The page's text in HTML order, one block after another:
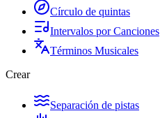
Círculo de quintas
Intervalos por Canciones
Términos Musicales
Crear
Separación de pistas